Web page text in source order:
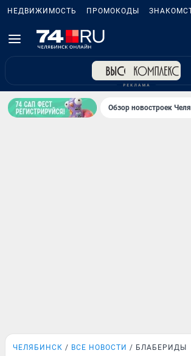
НЕДВИЖИМОСТЬ ПРОМОКОДЫ
Обзор новостроек
ЧЕЛЯБИНСК ВСЕ НОВОСТИ БЛАБЕРИДЫ